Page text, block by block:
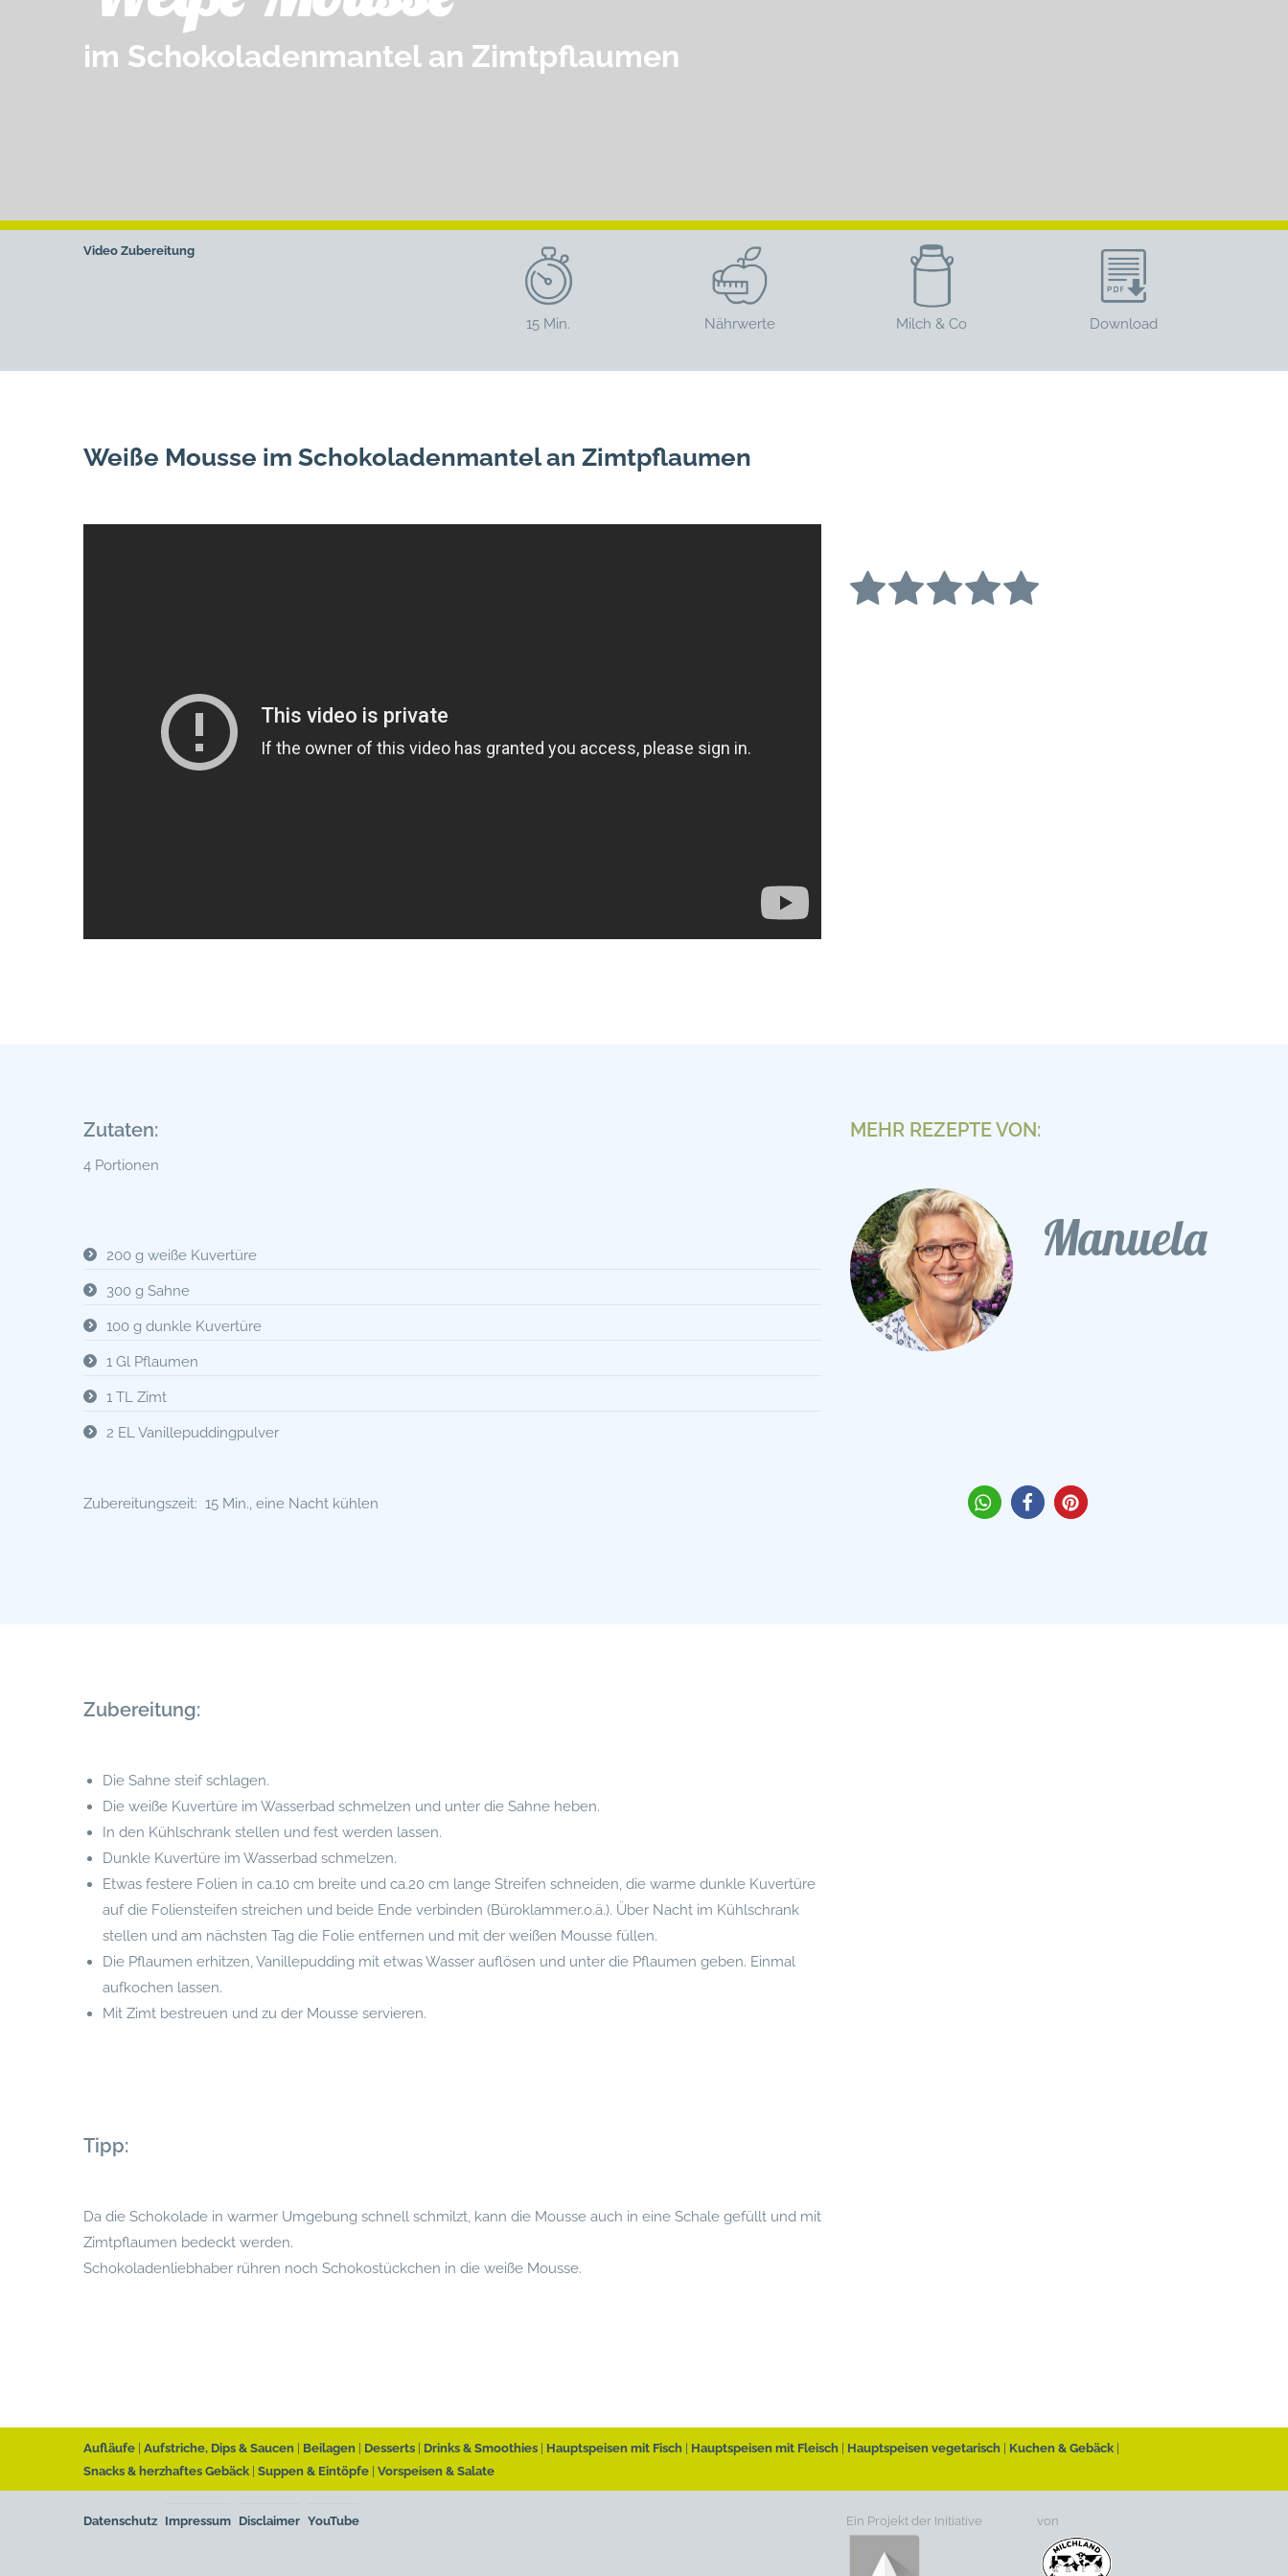
im Schokoladenmantel an Zimtpflaumen
Video Zubereitung
15 Min. Nährwerte Milch & Co Download
Weiße Mousse im Schokoladenmantel an Zimtpflaumen
Zutaten:
4 Portionen
200 g weiße Kuvertüre
300 g Sahne
100 g dunkle Kuvertüre
1 Gl Pflaumen
1 TL Zimt
2 EL Vanillepuddingpulver
Zubereitungszeit: 15 Min., eine Nacht kühlen
MEHR REZEPTE VON:
Manuela
Zubereitung:
Die Sahne steif schlagen.
Die weiße Kuvertüre im Wasserbad schmelzen und unter die Sahne heben.
In den Kühlschrank stellen und fest werden lassen.
Dunkle Kuvertüre im Wasserbad schmelzen.
Etwas festere Folien in ca.10 cm breite und ca.20 cm lange Streifen schneiden, die warme dunkle Kuvertüre
auf die Foliensteifen streichen und beide Ende verbinden (Büroklammer.o.ä.). Über Nacht im Kühlschrank
stellen und am nächsten Tag die Folie entfernen und mit der weißen Mousse füllen.
Die Pflaumen erhitzen, Vanillepudding mit etwas Wasser auflösen und unter die Pflaumen geben. Einmal
aufkochen lassen.
Mit Zimt bestreuen und zu der Mousse servieren.
Tipp:
Da die Schokolade in warmer Umgebung schnell schmilzt, kann die Mousse auch in eine Schale gefüllt und mit
Zimtpflaumen bedeckt werden.
Schokoladenliebhaber rühren noch Schokostückchen in die weiße Mousse.
Aufläufe Aufstriche, Dips & Saucen Beilagen Desserts Drinks & Smoothies Hauptspeisen mit Fisch Hauptspeisen mit Fleisch Hauptspeisen vegetarisch
Kuchen & Gebäck
Snacks & herzhaftes Gebäck Suppen & Eintöpfe Vorspeisen & Salate
Datenschutz Impressum Disclaimer YouTube Ein Projekt der Initiative von